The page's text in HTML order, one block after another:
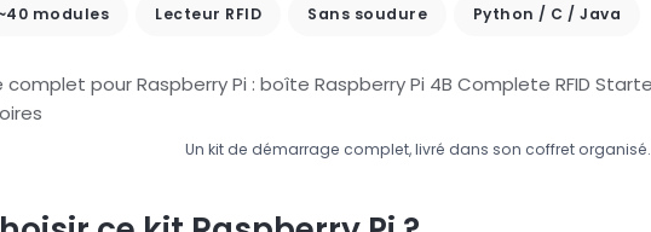
modules Lecteur RFID Sans soudure Python / C / Java
Un kit de démarrage complet, livré dans son coffret organisé.